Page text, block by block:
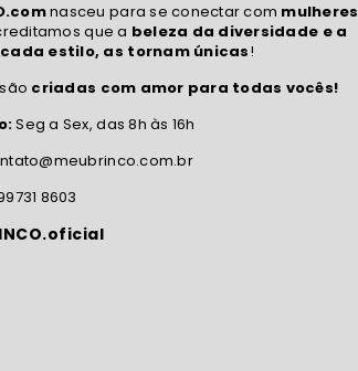
nasceu para se conectar com mulheres
que a beleza da diversidade e a
estilo, as tornam únicas!
criadas com amor para todas vocês!
Seg a Sex, das 8h às 16h
8603